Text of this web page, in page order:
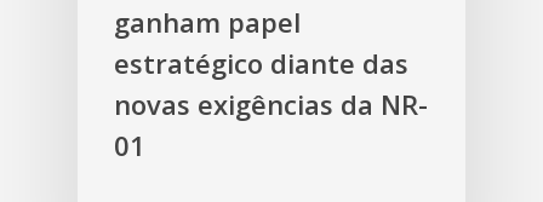
ganham papel
estratégico diante das
novas exigências da NR-
01